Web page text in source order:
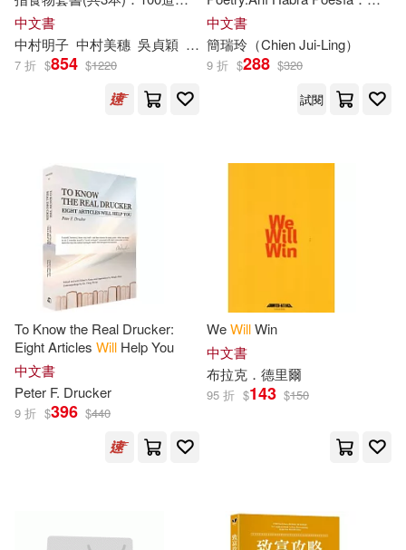
Anonymous(119)
Bulk Inspiration(118)
Scott(117)
Engy(114)
Freeman Wills(113)
George(113) House(113)
Gift for Wife from Husband R(112)
Moore(110)
Linfair Records Limited(44)
Scholastic(42)
Penguin USA(40)
Pub Group West(40)
Center Point Pub(39)
Pocket Books(37)
受幼兒歡迎的超人氣食譜+1~3
歲幼兒手指食物+貞穎媽嬰幼兒
手指食物
中文書
中村明子 中村美穗 吳貞穎 日本WILL兒童知識教育研究中心
7 折 $854 $1220
瑞玲漢英西三語詩集
中文書
簡瑞玲（Chien Jui-Ling）
9 折 $288 $320
試閱
To Know the Real Drucker:
Eight Articles Will Help You
中文書
Peter F. Drucker
9 折 $396 $440
WeWillWin
中文書
布拉克．德里爾
95 折 $143 $150